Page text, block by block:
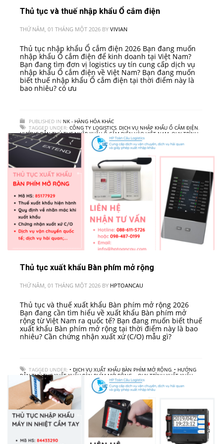
Thủ tục và thuế nhập khẩu Ổ cắm điện
THỨ NĂM, 01 THÁNG MỘT 2026 BY VIVIAN
Thủ tục nhập khẩu Ổ cắm điện 2026 Bạn đang muốn
nhập khẩu Ổ cắm điện để kinh doanh tại Việt Nam?
Bạn đang tìm đơn vị logistics uy tín cung cấp dịch vụ
nhập khẩu Ổ cắm điện về Việt Nam? Bạn đang muốn
biết thuế nhập khẩu Ổ cắm điện tại thời điểm này là
bao nhiêu? có ưu
PUBLISHED IN NK - HÀNG HÓA KHÁC
TAGGED UNDER: CÔNG TY LOGISTICS, DỊCH VỤ NHẬP KHẨU Ổ CẮM ĐIỆN,
HƯỚNG DẪN THỦ TỤC NHẬP KHẨU Ổ CẮM ĐIỆN VÀO VIỆT NAM QUY TRÌNH
NHẬP KHẨU Ổ CẮM ĐIỆN, THUẾ NHẬP KHẨU Ổ CẮM ĐIỆN
HÀNG HOÁ QUỐC TẾ
Thủ tục xuất khẩu Bàn phím mở rộng
THỨ NĂM, 01 THÁNG MỘT 2026 BY HPTOANCAU
Thủ tục và thuế xuất khẩu Bàn phím mở rộng 2026
Bạn đang cần tìm hiểu về xuất khẩu Bàn phím mở
rộng từ Việt Nam ra quốc tế? Bạn đang muốn biết thuế
xuất khẩu Bàn phím mở rộng tại thời điểm này là bao
nhiêu? Cần chứng nhận xuất xứ (C/O) mẫu gì?
TAGGED UNDER: • DỊCH VỤ XUẤT KHẨU BÀN PHÍM MỞ RỘNG, • HƯỚNG
DẪN THỦ TỤC XUẤT KHẨU BÀN PHÍM MỞ RỘNG
• QUY TRÌNH XUẤT KHẨU
BÀN PHÍM MỞ RỘNG
• THUẾ XUẤT KHẨU BÀN PHÍM MỞ RỘNG
LOGISTICS ,VẬN CHUYỂN HÀNG HOÁ QUỐC TẾ